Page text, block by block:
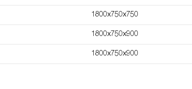
1800х750х750
1800х750х900
1800х750х900